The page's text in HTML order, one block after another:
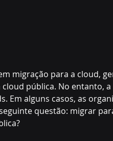
migração para a cloud,
cloud pública. No entanto,
Em alguns casos, as
questão: migrar